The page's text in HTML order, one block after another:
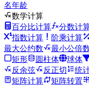
名年龄
数学计算
百分比计算
分数计
指数计算
阶乘计算
最大公约数
最小公倍
矩形
圆柱体 球体
反余弦
反正切 统
矩阵计算
矩阵转置